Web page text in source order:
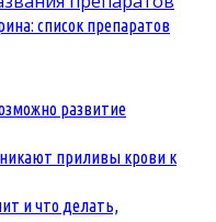
список препаратов
развитие
приливы крови к
и что делать,